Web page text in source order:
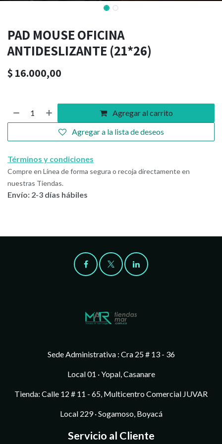
PAD MOUSE OFICINA
ANTIDESLIZANTE (21*26)
$ 16.000,00
Agregar al carrito
Agregar a la lista de deseos
Términos y condiciones
Compre en Línea de forma segura o recoja directamente en
nuestras Tiendas.
Envío: 2-3 días hábiles
Sede Administrativa : Cra 25 # 13 - 36
Local 01 · Yopal, Casanare
Tienda: Calle 12 # 11 - 65, Multicentro Comercial JUVAR
Local 229 · Sogamoso, Boyacá
Servicio al Cliente